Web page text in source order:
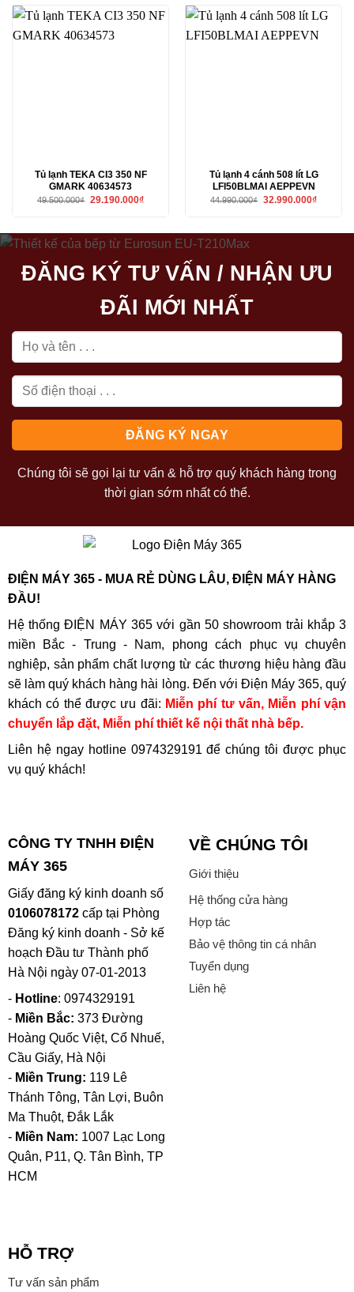
Tủ lạnh TEKA CI3 350 NF
GMARK 40634573
49.500.000₫ Giá
29.190.000₫Giá
29.190.000₫.
Tủ lạnh 4 cánh 508 lít LG
LFI50BLMAI AEPPEVN
44.990.000₫ Giá
32.990.000₫Giá
ĐĂNG KÝ TƯ VẤN / NHẬN ƯU
ĐÃI MỚI NHẤT
Chúng tôi sẽ gọi lại tư vấn & hỗ trợ quý khách hàng trong
thời gian sớm nhất có thể.
ĐIỆN MÁY 365 - MUA RẺ DÙNG LÂU, ĐIỆN MÁY HÀNG
ĐẦU!
Hệ thống ĐIỆN MÁY 365 với gần 50 showroom trải khắp 3
miền Bắc - Trung - Nam, phong cách phục vụ chuyên
nghiệp, sản phẩm chất lượng từ các thương hiệu hàng đầu
sẽ làm quý khách hàng hài lòng. Đến với Điện Máy 365, quý
khách có thể được ưu đãi: Miễn phí tư vấn, Miễn phí vận
chuyển lắp đặt, Miễn phí thiết kế nội thất nhà bếp.
Liên hệ ngay hotline 0974329191 để chúng tôi được phục
vụ quý khách!
CÔNG TY TNHH ĐIỆN
MÁY 365
Giấy đăng ký kinh doanh số
0106078172cấp tại Phòng
Đăng ký kinh doanh - Sở kế
hoạch Đầu tư Thành phố
Hà Nội ngày 07-01-2013
- Hotline: 0974329191
- Miền Bắc: 373 Đường
Hoàng Quốc Việt, Cổ Nhuế,
Cầu Giấy, Hà Nội
- Miền Trung: 119 Lê
Thánh Tông, Tân Lợi, Buôn
Ma Thuột, Đắk Lắk
- Miền Nam: 1007 Lạc Long
Quân, P11, Q. Tân Bình, TP
HCM
VỀ CHÚNG TÔI
Giới thiệu
Hệ thống cửa hàng
Hợp tác
Bảo vệ thông tin cá nhân
Tuyển dụng
Liên hệ
HỖ TRỢ
Tư vấn sản phẩm